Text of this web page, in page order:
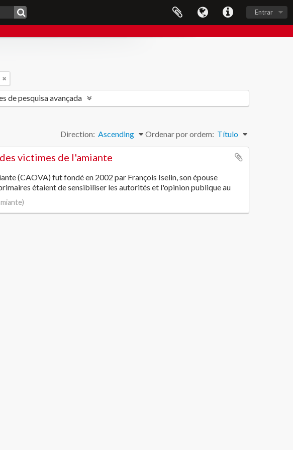
Entrar
de pesquisa avançada
Ordenar por ordem: Título
Direction: Ascending
victimes de l'amiante
(CAOVA) fut fondé en 2002 par François Iselin, son épouse
étaient de sensibiliser les autorités et l'opinion publique au